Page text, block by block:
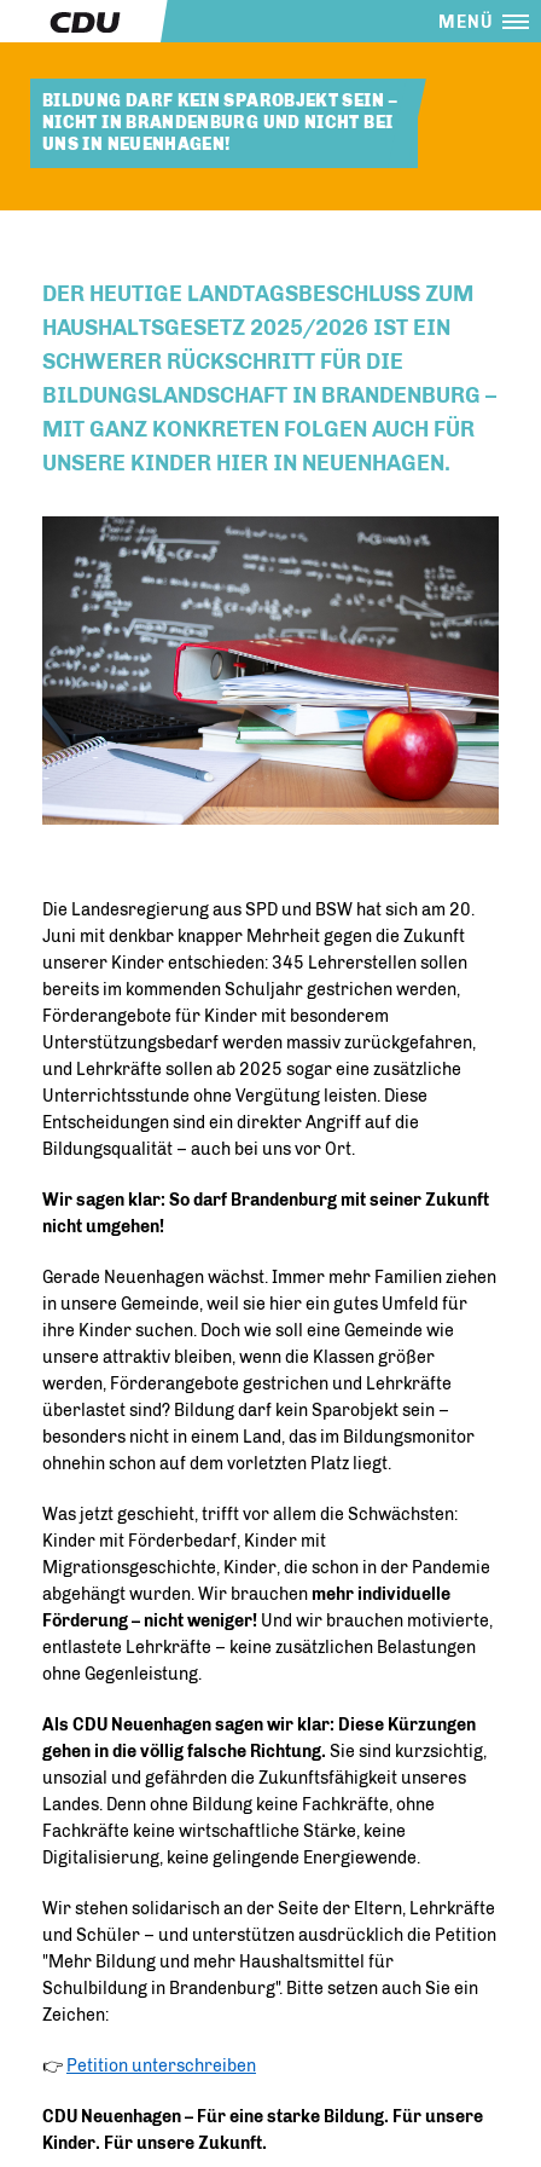
MENÜ
BILDUNG DARF KEIN SPAROBJEKT SEIN –
NICHT IN BRANDENBURG UND NICHT BEI
UNS IN NEUENHAGEN!
DER HEUTIGE LANDTAGSBESCHLUSS ZUM
HAUSHALTSGESETZ 2025/2026 IST EIN
SCHWERER RÜCKSCHRITT FÜR DIE
BILDUNGSLANDSCHAFT IN BRANDENBURG –
MIT GANZ KONKRETEN FOLGEN AUCH FÜR
UNSERE KINDER HIER IN NEUENHAGEN.
Die Landesregierung aus SPD und BSW hat sich am 20.
Juni mit denkbar knapper Mehrheit gegen die Zukunft
unserer Kinder entschieden: 345 Lehrerstellen sollen
bereits im kommenden Schuljahr gestrichen werden,
Förderangebote für Kinder mit besonderem
Unterstützungsbedarf werden massiv zurückgefahren,
und Lehrkräfte sollen ab 2025 sogar eine zusätzliche
Unterrichtsstunde ohne Vergütung leisten. Diese
Entscheidungen sind ein direkter Angriff auf die
Bildungsqualität – auch bei uns vor Ort.
Wir sagen klar: So darf Brandenburg mit seiner Zukunft
nicht umgehen!
Gerade Neuenhagen wächst. Immer mehr Familien ziehen
in unsere Gemeinde, weil sie hier ein gutes Umfeld für
ihre Kinder suchen. Doch wie soll eine Gemeinde wie
unsere attraktiv bleiben, wenn die Klassen größer
werden, Förderangebote gestrichen und Lehrkräfte
überlastet sind? Bildung darf kein Sparobjekt sein –
besonders nicht in einem Land, das im Bildungsmonitor
ohnehin schon auf dem vorletzten Platz liegt.
Was jetzt geschieht, trifft vor allem die Schwächsten:
Kinder mit Förderbedarf, Kinder mit
Migrationsgeschichte, Kinder, die schon in der Pandemie
abgehängt wurden. Wir brauchen mehr individuelle
Förderung – nicht weniger! Und wir brauchen motivierte,
entlastete Lehrkräfte – keine zusätzlichen Belastungen
ohne Gegenleistung.
Als CDU Neuenhagen sagen wir klar: Diese Kürzungen
gehen in die völlig falsche Richtung. Sie sind kurzsichtig,
unsozial und gefährden die Zukunftsfähigkeit unseres
Landes. Denn ohne Bildung keine Fachkräfte, ohne
Fachkräfte keine wirtschaftliche Stärke, keine
Digitalisierung, keine gelingende Energiewende.
Wir stehen solidarisch an der Seite der Eltern, Lehrkräfte
und Schüler – und unterstützen ausdrücklich die Petition
"Mehr Bildung und mehr Haushaltsmittel für
Schulbildung in Brandenburg". Bitte setzen auch Sie ein
Zeichen:
👉 Petition unterschreiben
CDU Neuenhagen – Für eine starke Bildung. Für unsere
Kinder. Für unsere Zukunft.